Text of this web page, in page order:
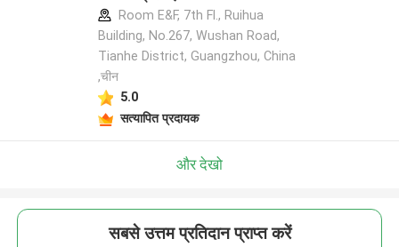
Room E&F, 7th Fl., Ruihua
Building, No.267, Wushan Road,
Tianhe District, Guangzhou, China
,चीन
5.0
सत्यापित प्रदायक
और देखो
सबसे उत्तम प्रतिदान प्राप्त करें